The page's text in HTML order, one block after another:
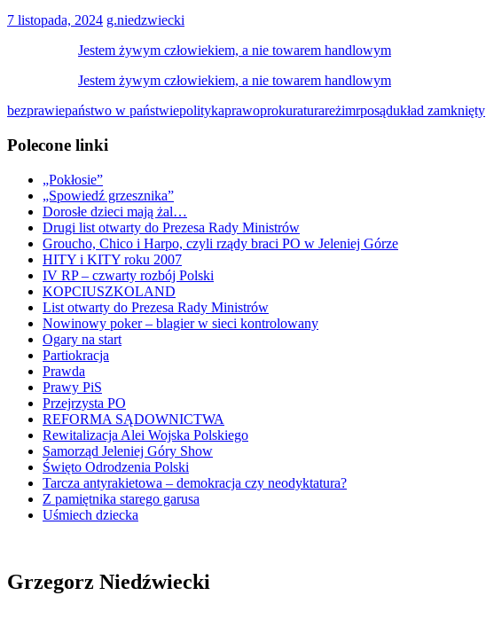
7 listopada, 2024 g.niedzwiecki
Jestem żywym człowiekiem, a nie towarem handlowym
Jestem żywym człowiekiem, a nie towarem handlowym
bezprawiepaństwo w państwiepolitykaprawoprokuraturareżimrposądukład zamknięty
Polecone linki
„Pokłosie”
„Spowiedź grzesznika”
Dorosłe dzieci mają żal…
Drugi list otwarty do Prezesa Rady Ministrów
Groucho, Chico i Harpo, czyli rządy braci PO w Jeleniej Górze
HITY i KITY roku 2007
IV RP – czwarty rozbój Polski
KOPCIUSZKOLAND
List otwarty do Prezesa Rady Ministrów
Nowinowy poker – blagier w sieci kontrolowany
Ogary na start
Partiokracja
Prawda
Prawy PiS
Przejrzysta PO
REFORMA SĄDOWNICTWA
Rewitalizacja Alei Wojska Polskiego
Samorząd Jeleniej Góry Show
Święto Odrodzenia Polski
Tarcza antyrakietowa – demokracja czy neodyktatura?
Z pamiętnika starego garusa
Uśmiech dziecka
Grzegorz Niedźwiecki